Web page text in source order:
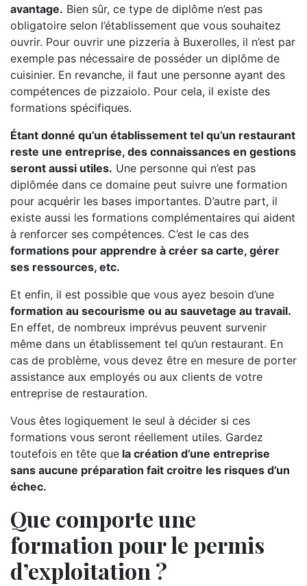
avantage. Bien sûr, ce type de diplôme n’est pas
obligatoire selon l’établissement que vous souhaitez
ouvrir. Pour ouvrir une pizzeria à Buxerolles, il n’est par
exemple pas nécessaire de posséder un diplôme de
cuisinier. En revanche, il faut une personne ayant des
compétences de pizzaiolo. Pour cela, il existe des
formations spécifiques.
Étant donné qu’un établissement tel qu’un restaurant
reste une entreprise, des connaissances en gestions
seront aussi utiles. Une personne qui n’est pas
diplômée dans ce domaine peut suivre une formation
pour acquérir les bases importantes. D’autre part, il
existe aussi les formations complémentaires qui aident
à renforcer ses compétences. C’est le cas des
formations pour apprendre à créer sa carte, gérer
ses ressources, etc.
Et enfin, il est possible que vous ayez besoin d’une
formation au secourisme ou au sauvetage au travail.
En effet, de nombreux imprévus peuvent survenir
même dans un établissement tel qu’un restaurant. En
cas de problème, vous devez être en mesure de porter
assistance aux employés ou aux clients de votre
entreprise de restauration.
Vous êtes logiquement le seul à décider si ces
formations vous seront réellement utiles. Gardez
toutefois en tête que la création d’une entreprise
sans aucune préparation fait croitre les risques d’un
échec.
Que comporte une
formation pour le permis
d’exploitation ?